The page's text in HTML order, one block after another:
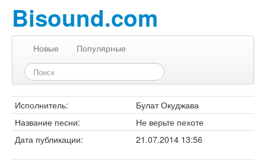
Bisound.com
Новые Популярные
Исполнитель:
Булат Окуджава
Название песни:
Не верьте пехоте
Дата публикации:
21.07.2014 13:56